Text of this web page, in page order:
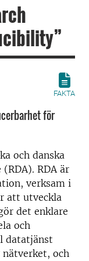
FAKTA
för
och danska
RDA är
verksam i
att utveckla
det enklare
och
datatjänst
nätverket, och